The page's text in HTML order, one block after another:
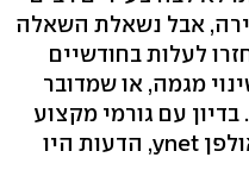
אבל נשאלת השאלה
לעלות בחודשיים
מגמה, או שמדובר
עם גורמי מקצוע
בענף הנדל"ן, שנערך היום באולפן ynet, הדעות היו